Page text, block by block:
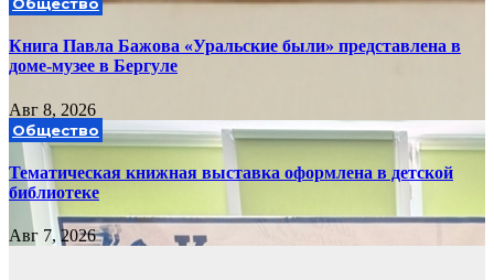
Книга Павла Бажова «Уральские были» представлена в
доме-музее в Бергуле
Авг 8, 2026
Общество
Тематическая книжная выставка оформлена в детской
библиотеке
Авг 7, 2026